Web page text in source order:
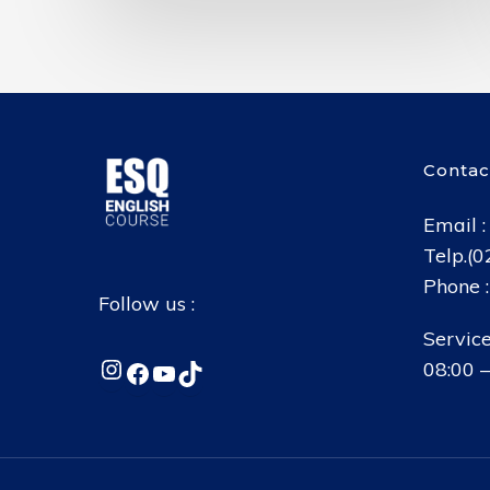
Follow us :
Instagram
Facebook
YouTube
TikTok
Email :
Phone
08:00